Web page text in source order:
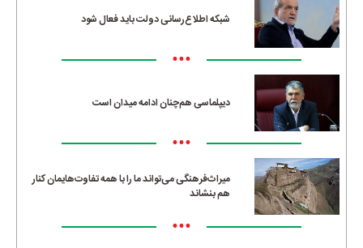
شبکه اطلاع‌رسانی دولت باید فعال شود
•••
دیپلماسی هم‌چنان ادامه میدان است
•••
میراث‌فرهنگی می‌تواند ما را با همه تفاوت‌هایمان کنار
هم بنشاند
•••